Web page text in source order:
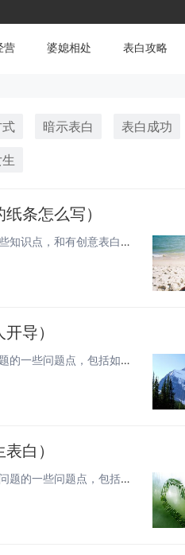
营 婆媳相处 表白攻略
暗示表白 表白成功
条怎么写）
大家好，今天来为大家分享怎么表白小纸条男生朋友的一些知识点，和有创意表白的纸条怎么写的问题解析，大家要是都明白，那么可以忽略，如果不太清楚的话可以看看本篇文章，相信很大概率可以解决您的问题，接下来我们就一起来看看吧！怎么表白男生一段话 怎...
导）
大家好，今天来为大家解答怎么跟失恋的男生表白这个问题的一些问题点，包括如何跟失恋的人开导也一样很多人还不知道，因此呢，今天就来为大家分析分析，现在让我们一起来看看吧！如果解决了您的问题，还望您关注下本站哦，谢谢~ 失恋了怎么去表白？ 失恋只...
白）
大家好，今天来为大家解答怎么提高男生表白成功率这个问题的一些问题点，包括如何加速男生表白也一样很多人还不知道，因此呢，今天就来为大家分析分析，现在让我们一起来看看吧！如果解决了您的问题，还望您关注下本站哦，谢谢~ 如何提高表白成功率 ，让女...